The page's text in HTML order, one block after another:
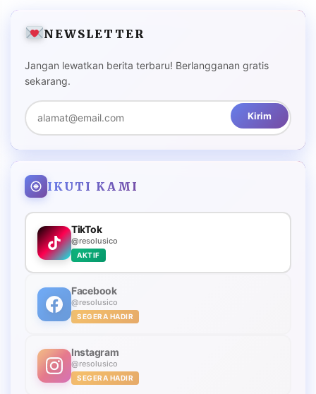
NEWSLETTER
Jangan lewatkan berita terbaru! Berlangganan gratis
sekarang.
Kirim
IKUTI KAMI
TikTok
@resolusico
AKTIF
Facebook
@resolusico
SEGERA HADIR
Instagram
@resolusico
SEGERA HADIR